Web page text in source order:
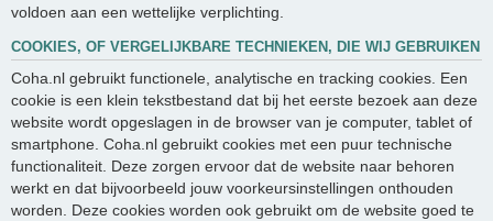
voldoen aan een wettelijke verplichting.
COOKIES, OF VERGELIJKBARE TECHNIEKEN, DIE WIJ GEBRUIKEN
Coha.nl gebruikt functionele, analytische en tracking cookies. Een
cookie is een klein tekstbestand dat bij het eerste bezoek aan deze
website wordt opgeslagen in de browser van je computer, tablet of
smartphone. Coha.nl gebruikt cookies met een puur technische
functionaliteit. Deze zorgen ervoor dat de website naar behoren
werkt en dat bijvoorbeeld jouw voorkeursinstellingen onthouden
worden. Deze cookies worden ook gebruikt om de website goed te